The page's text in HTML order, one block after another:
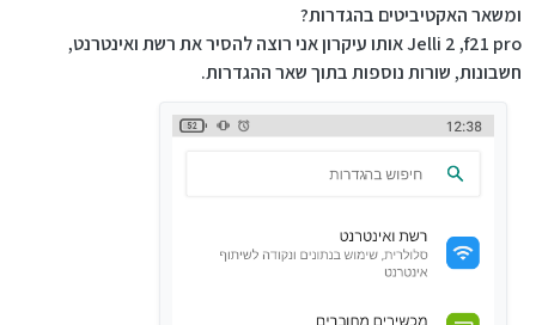
ומשאר האקטיביטים בהגדרות?
Jelli 2 ,f21 pro אותו עיקרון אני רוצה להסיר את רשת ואינטרנט,
חשבונות, שורות נוספות בתוך שאר ההגדרות.